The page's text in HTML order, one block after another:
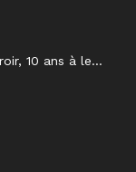
10 ans à le...